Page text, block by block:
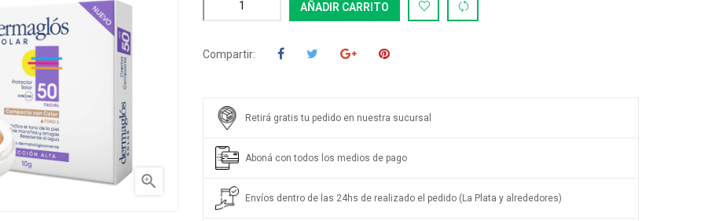

AÑADIR CARRITO
Compartir:
Retirá gratis tu pedido en nuestra sucursal
Aboná con todos los medios de pago
Envíos dentro de las 24hs de realizado el pedido (La Plata y alrededores)